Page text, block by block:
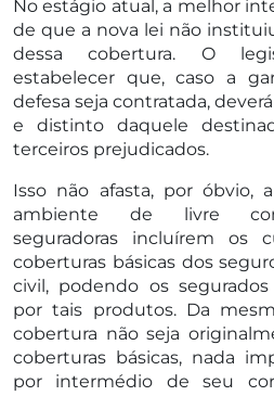
No estágio atual, a melhor
de que a nova lei não
dessa cobertura. O
estabelecer que, caso a
defesa seja contratada,
e distinto daquele
terceiros prejudicados.
Isso não afasta, por óbvio,
ambiente de livre
seguradoras incluírem os
coberturas básicas dos
civil, podendo os
por tais produtos. Da
cobertura não seja
coberturas básicas, nada
por intermédio de seu